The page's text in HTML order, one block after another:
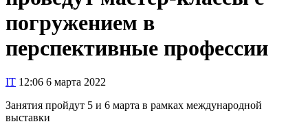
погружением в
перспективные профессии
IT 12:06 6 марта 2022
Занятия пройдут 5 и 6 марта в рамках международной
выставки